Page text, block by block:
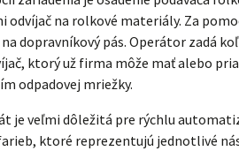
odvíjač na rolkové materiály. Za
dopravníkový pás. Operátor zadá
ktorý už firma môže mať alebo
odpadovej mriežky.
je veľmi dôležitá pre rýchlu
ktoré reprezentujú jednotlivé